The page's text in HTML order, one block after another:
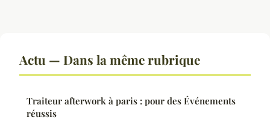
Actu — Dans la même rubrique
Traiteur afterwork à paris : pour des Événements
réussis